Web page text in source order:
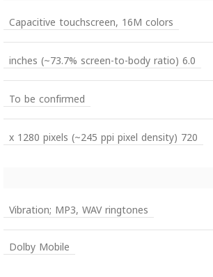
Capacitive touchscreen, 16M colors
6.0 inches (~73.7% screen-to-body ratio)
To be confirmed
720 x 1280 pixels (~245 ppi pixel density)
Vibration; MP3, WAV ringtones
Dolby Mobile